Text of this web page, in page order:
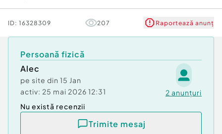
ID: 16328309 207 Raportează anunț
Persoană fizică
Alec
pe site din 15 Jan
activ: 25 mai 2026 12:31 2 anunțuri
Nu există recenzii
Trimite mesaj